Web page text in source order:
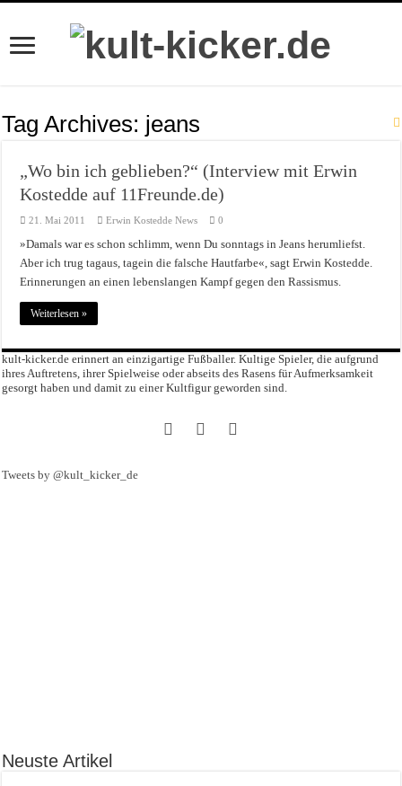
Tag Archives: jeans
„Wo bin ich geblieben?“ (Interview mit Erwin
Kostedde auf 11Freunde.de)
21. Mai 2011 Erwin Kostedde News 0
»Damals war es schon schlimm, wenn Du sonntags in Jeans herumliefst.
Aber ich trug tagaus, tagein die falsche Hautfarbe«, sagt Erwin Kostedde.
Erinnerungen an einen lebenslangen Kampf gegen den Rassismus.
Weiterlesen »
kult-kicker.de erinnert an einzigartige Fußballer. Kultige Spieler, die aufgrund
ihres Auftretens, ihrer Spielweise oder abseits des Rasens für Aufmerksamkeit
gesorgt haben und damit zu einer Kultfigur geworden sind.
Tweets by @kult_kicker_de
Neuste Artikel